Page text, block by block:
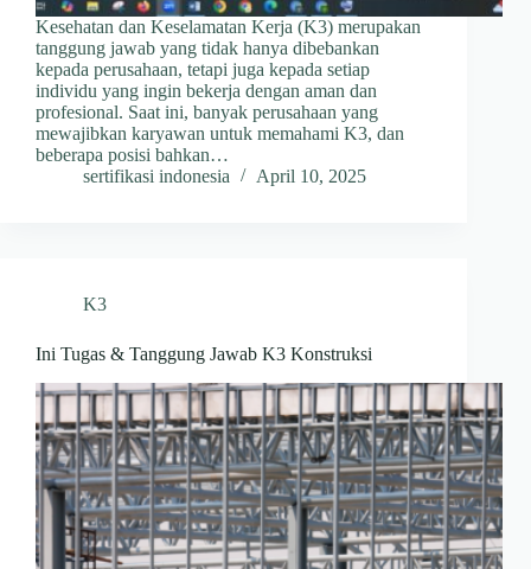
Kesehatan dan Keselamatan Kerja (K3) merupakan
tanggung jawab yang tidak hanya dibebankan
kepada perusahaan, tetapi juga kepada setiap
individu yang ingin bekerja dengan aman dan
profesional. Saat ini, banyak perusahaan yang
mewajibkan karyawan untuk memahami K3, dan
beberapa posisi bahkan…
sertifikasi indonesia
April 10, 2025
K3
Ini Tugas & Tanggung Jawab K3 Konstruksi